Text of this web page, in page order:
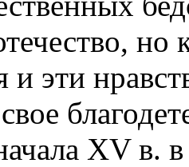
и эти
XV в.